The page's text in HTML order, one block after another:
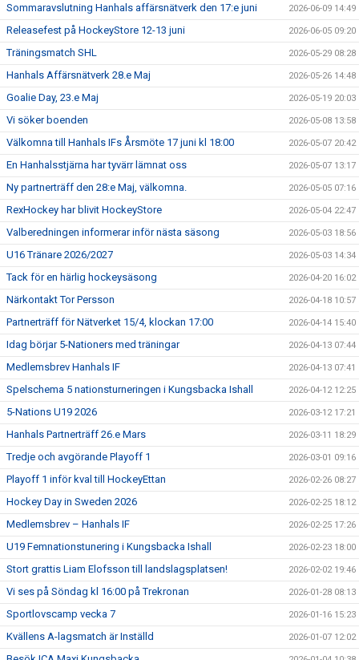
Sommaravslutning Hanhals affärsnätverk den 17:e juni 2026-06-09 14:49
Releasefest på HockeyStore 12-13 juni 2026-06-05 09:20
Träningsmatch SHL 2026-05-29 08:28
Hanhals Affärsnätverk 28.e Maj 2026-05-26 14:48
Goalie Day, 23.e Maj 2026-05-19 20:03
Vi söker boenden 2026-05-08 13:58
Välkomna till Hanhals IFs Årsmöte 17 juni kl 18:00 2026-05-07 20:42
En Hanhalsstjärna har tyvärr lämnat oss 2026-05-07 13:17
Ny partnerträff den 28:e Maj, välkomna. 2026-05-05 07:16
RexHockey har blivit HockeyStore 2026-05-04 22:47
Valberedningen informerar inför nästa säsong 2026-05-03 18:56
U16 Tränare 2026/2027 2026-05-03 14:34
Tack för en härlig hockeysäsong 2026-04-20 16:02
Närkontakt Tor Persson 2026-04-18 10:57
Partnerträff för Nätverket 15/4, klockan 17:00 2026-04-14 15:40
Idag börjar 5-Nationers med träningar 2026-04-13 07:44
Medlemsbrev Hanhals IF 2026-04-13 07:41
Spelschema 5 nationsturneringen i Kungsbacka Ishall 2026-04-12 12:25
5-Nations U19 2026 2026-03-12 17:21
Hanhals Partnerträff 26.e Mars 2026-03-11 18:29
Tredje och avgörande Playoff 1 2026-03-01 09:16
Playoff 1 inför kval till HockeyEttan 2026-02-26 08:27
Hockey Day in Sweden 2026 2026-02-25 18:12
Medlemsbrev – Hanhals IF 2026-02-25 17:26
U19 Femnationstunering i Kungsbacka Ishall 2026-02-23 18:00
Stort grattis Liam Elofsson till landslagsplatsen! 2026-02-02 19:46
Vi ses på Söndag kl 16:00 på Trekronan 2026-01-28 08:13
Sportlovscamp vecka 7 2026-01-16 15:23
Kvällens A-lagsmatch är Inställd 2026-01-07 12:02